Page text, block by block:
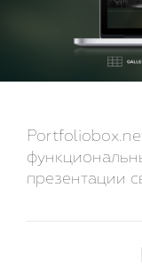
презентации